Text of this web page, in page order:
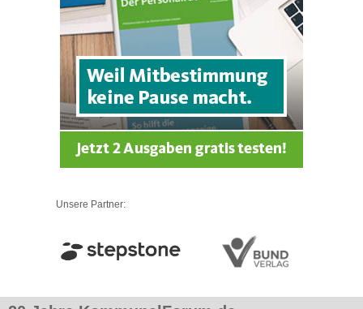
Unsere Partner: